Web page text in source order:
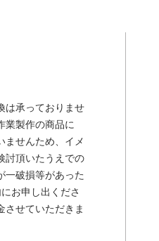
は承っておりませ
業製作の商品に
ませんため、イメ
討頂いたうえでの
一破損等があった
お申し出くださ
させていただきま